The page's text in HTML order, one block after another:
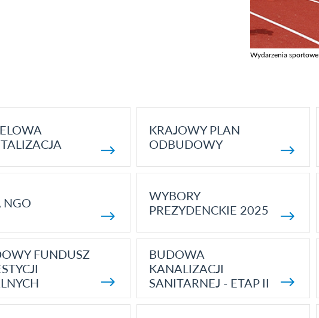
Wydarzenia sportowe
KRAJOWY PLAN
ODBUDOWY
NGO
WYBORY
PREZYDENCKIE 2025
FUNDUSZ
BUDOWA
KANALIZACJI
SANITARNEJ - ETAP II